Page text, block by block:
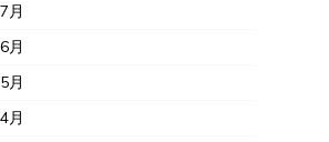
月
月
月
月